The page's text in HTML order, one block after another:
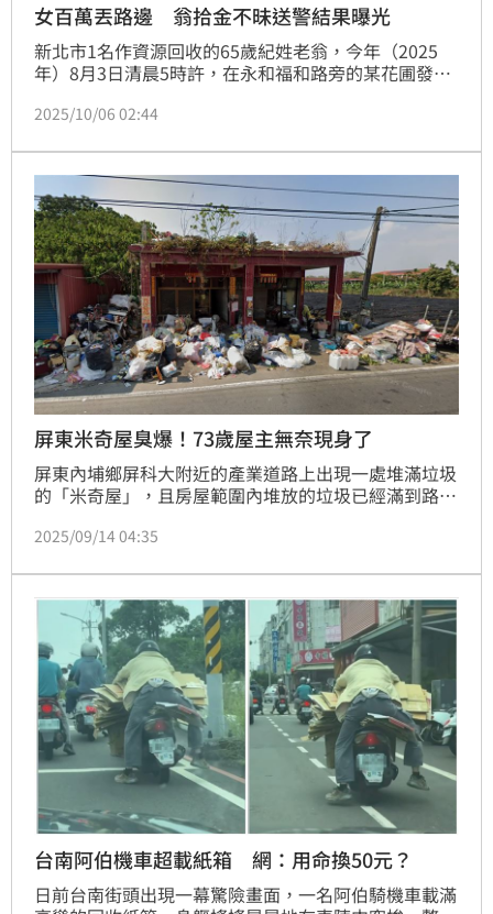
女百萬丟路邊 翁拾金不昧送警結果曝光
新北市1名作資源回收的65歲紀姓老翁，今年（2025
年）8月3日清晨5時許，在永和福和路旁的某花圃發現
4張，紀翁連忙拿到附近派出所報案。警方經過2個多月
狀況不佳的C姓女子（37歲）丟棄，近日將依規發還，
紀翁將可獲得百萬元的10分之一，也就是10萬元報
酬。
2025/10/06 02:44
屏東米奇屋臭爆！73歲屋主無奈現身了
屏東內埔鄉屏科大附近的產業道路上出現一處堆滿垃圾
的「米奇屋」，且房屋範圍內堆放的垃圾已經滿到路
從事回收業，但今年初兩腳行走有障礙，因此已經停
老翁相當困擾。
2025/09/14 04:35
台南阿伯機車超載紙箱 網：用命換50元？
日前台南街頭出現一幕驚險畫面，一名阿伯騎機車載滿